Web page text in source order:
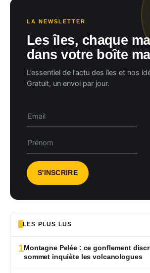
LA NEWSLETTER
Les îles, chaque
dans votre boîte
L’essentiel de l’actu des îles et nos
Gratuit, un envoi par jour.
LES PLUS LUS
1Montagne Pelée : ce gonflement
sommet inquiète les volcanologues